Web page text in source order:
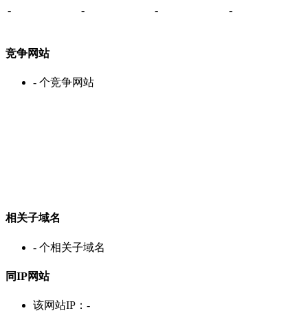
-
- - -
竞争网站
- 个竞争网站
相关子域名
- 个相关子域名
同IP网站
该网站IP： -